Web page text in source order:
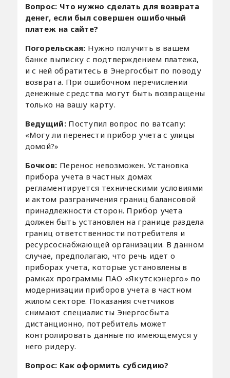
Вопрос: Что нужно сделать для возврата
денег, если был совершен ошибочный
платеж на сайте?
Погорельская: Нужно получить в вашем
банке выписку с подтверждением платежа,
и с ней обратитесь в Энергосбыт по поводу
возврата. При ошибочном перечислении
денежные средства могут быть возвращены
только на вашу карту.
Ведущий: Поступил вопрос по ватсапу:
«Могу ли перенести прибор учета с улицы
домой?»
Бочков: Перенос невозможен. Установка
прибора учета в частных домах
регламентируется техническими условиями
и актом разграничения границ балансовой
принадлежности сторон. Прибор учета
должен быть установлен на границе раздела
границ ответственности потребителя и
ресурсоснабжающей организации. В данном
случае, предполагаю, что речь идет о
приборах учета, которые установлены в
рамках программы ПАО «Якутскэнерго» по
модернизации приборов учета в частном
жилом секторе. Показания счетчиков
снимают специалисты Энергосбыта
дистанционно, потребитель может
контролировать данные по имеющемуся у
него ридеру.
Вопрос: Как оформить субсидию?